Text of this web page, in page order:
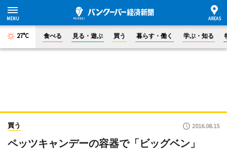
27°C 食べる 見る・遊ぶ 買う 暮らす・働く 学ぶ・知る
買う 2016.08.15
ペッツキャンデーの容器で「ビッグベン」